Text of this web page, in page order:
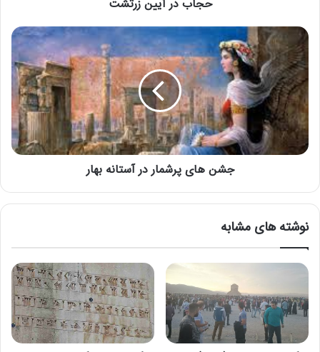
حجاب در آیین زرتشت
جشن های پرشمار در آستانه بهار
نوشته های مشابه